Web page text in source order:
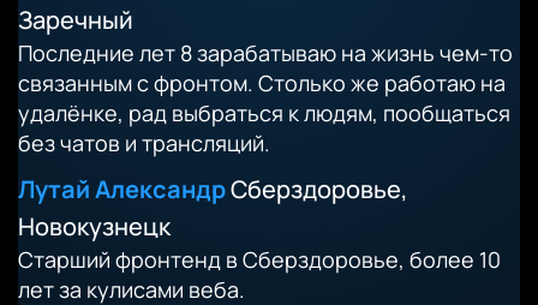
Заречный
Последние лет 8 зарабатываю на жизнь чем-то
связанным с фронтом. Столько же работаю на
удалёнке, рад выбраться к людям, пообщаться
без чатов и трансляций.
Лутай АлександрСберздоровье,
Новокузнецк
Старший фронтенд в Сберздоровье, более 10
лет за кулисами веба.